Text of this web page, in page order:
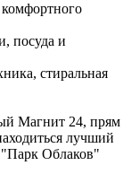
комфортного
посуда и
стиральная
Магнит 24, прям
лучший
Облаков"